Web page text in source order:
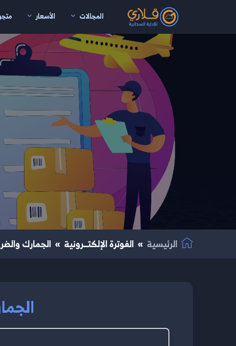
المجالات الأسعار
انتقال إلى المحتوى الرئيسي
الرئيسية الفوترة الإلكتــرونية الجمارك